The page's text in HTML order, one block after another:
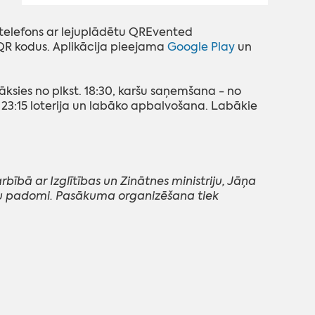
ar lejuplādētu QREvented
kodus. Aplikācija pieejama Google Playun
no plkst. 18:30, karšu saņemšana - no
23:15 loterija un labāko apbalvošana. Labākie
ar Izglītības un Zinātnes ministriju, Jāņa
padomi. Pasākuma organizēšana tiek